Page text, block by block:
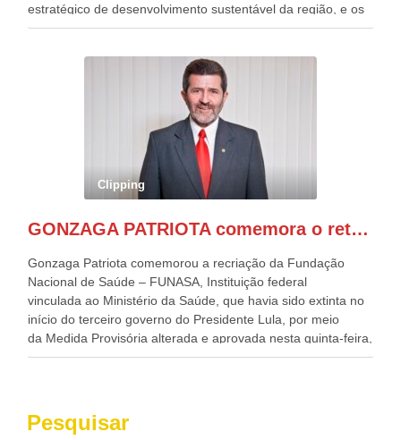
estratégico de desenvolvimento sustentável da região, e os
desafios para a elaboração de políticas públicas, que
evento contou com a presença do Vice-presidente Geraldo
Alckmin, que também ocupa o Ministério do
Desenvolvimento, Indústria, Comércio e Serviços, o ex
governador de Pernambuco, agora Presidente do Banco do
Nordeste, Paulo Câmara, o ex Deputado Federal, e
atualmente Superintendente da SUDENE, Danilo Cabral, da
Governadora de Pernambuco, Raquel Lyra, os ministros da
Casa Civil, Rui Costa, e da Integração e do Desenvolvimento
de todo Nordeste que também ajudam a fomentar o
Clipping
GONZAGA PATRIOTA comemora o retorno da FUNASA
Gonzaga Patriota comemorou a recriação da Fundação
Nacional de Saúde – FUNASA, Instituição federal
vinculada ao Ministério da Saúde, que havia sido extinta no
início do terceiro governo do Presidente Lula, por meio
da Medida Provisória alterada e aprovada nesta quinta-feira,
pelo Congresso Nacional. Gonzaga Patriota disse hoje em
desenvolvimento dos seus municípios e, somente o ano
passado, essa Fundação distribuiu mais de três bilhões de
Pesquisar